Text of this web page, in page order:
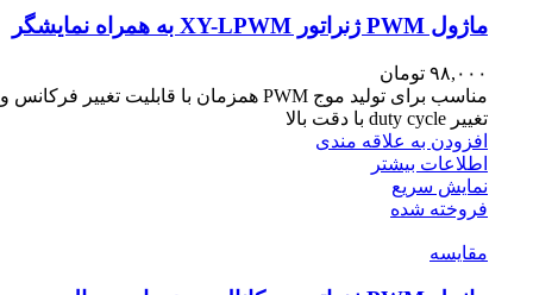
ماژول PWM ژنراتور XY-LPWM به همراه نمایشگر
۹۸,۰۰۰ تومان
مناسب برای تولید موج PWM همزمان با قابلیت تغییر فرکانس و
تغییر duty cycle با دقت بالا
افزودن به علاقه مندی
اطلاعات بیشتر
نمایش سریع
فروخته شده
مقايسه